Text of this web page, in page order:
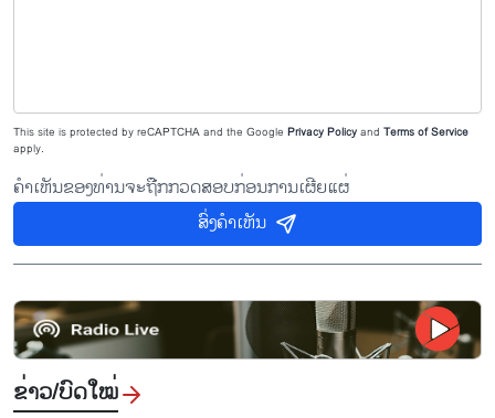
This site is protected by reCAPTCHA and the Google Privacy Policyand Terms of Service
apply.
ຄຳເຫັນຂອງທ່ານຈະຖືກກວດສອບກ່ອນການເຜີຍແຜ່
ສົ່ງຄຳເຫັນ
ຂ່າວ/ບົດ​ໃໝ່